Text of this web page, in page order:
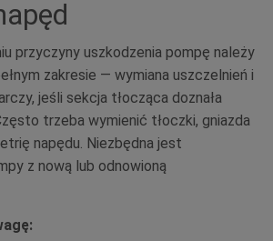
przyczyny uszkodzenia pompę należy
zakresie — wymiana uszczelnień i
jeśli sekcja tłocząca doznała
trzeba wymienić tłoczki, gniazda
napędu. Niezbędna jest
z nową lub odnowioną